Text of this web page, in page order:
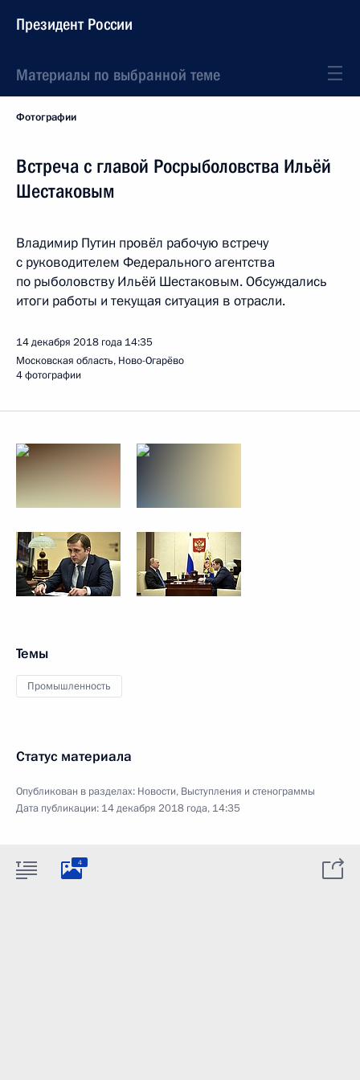
Президент России
Материалы по выбранной теме
Фотографии
Встреча с главой Росрыболовства Ильёй
Шестаковым
Владимир Путин провёл рабочую встречу
с руководителем Федерального агентства
по рыболовству Ильёй Шестаковым. Обсуждались
итоги работы и текущая ситуация в отрасли.
14 декабря 2018 года 14:35
Московская область, Ново-Огарёво
4 фотографии
Темы
Промышленность
Статус материала
Опубликован в разделах: Новости, Выступления и стенограммы
Дата публикации: 14 декабря 2018 года, 14:35
4